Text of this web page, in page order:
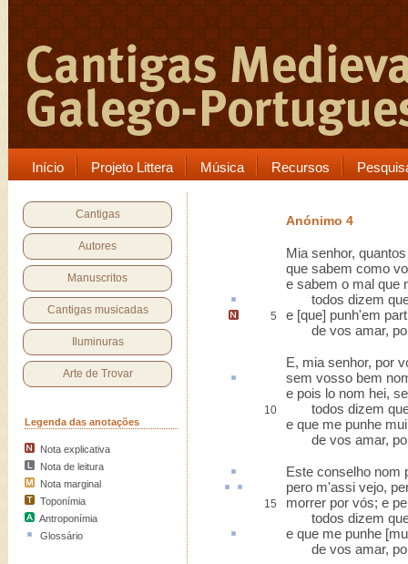
Início Projeto Littera Música Recursos
Cantigas
Autores
Manuscritos
Cantigas musicadas
Iluminuras
Arte de Trovar
Legenda das anotações
Nota explicativa
Nota de leitura
Nota marginal
Toponímia
Antroponímia
Glossário
Anónimo 4
Mia senhor,
que sabem como
e sabem o mal que
todos dizem
5 e [que] punh'em
de vos amar,
E, mia senhor, por
sem vosso bem
e pois lo nom hei,
10
todos dizem que
e que me punhe
de vos amar,
Este conselho nom
pero m'assi vejo,
15
morrer por vós; e
todos dizem que
e que me punhe
de vos amar,